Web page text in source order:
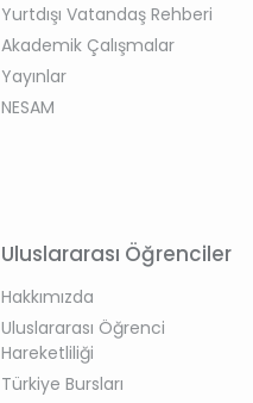
Yurtdışı Vatandaş Rehberi
Akademik Çalışmalar
Yayınlar
NESAM
Uluslararası Öğrenciler
Hakkımızda
Uluslararası Öğrenci
Hareketliliği
Türkiye Bursları